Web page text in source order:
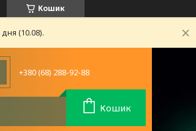
Кошик
(10.08).
+380 (68) 288-92-88
Кошик